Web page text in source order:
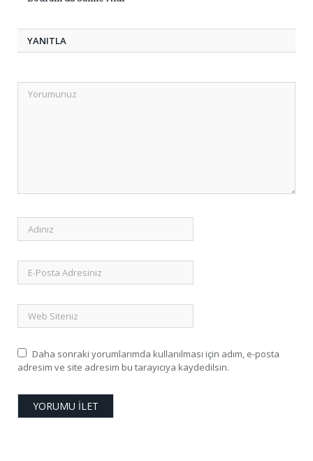
YANITLA
Daha sonraki yorumlarımda kullanılması için adım, e-posta
adresim ve site adresim bu tarayıcıya kaydedilsin.